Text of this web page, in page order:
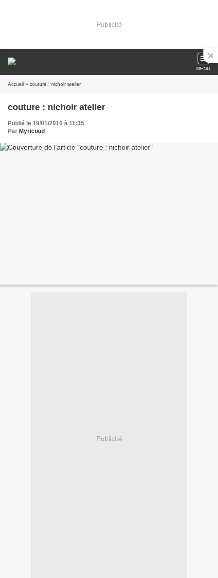
Publicité
MENU
Accueil » couture : nichoir atelier
couture : nichoir atelier
Publié le 19/01/2010 à 11:35
Par Myricoud
Publicité